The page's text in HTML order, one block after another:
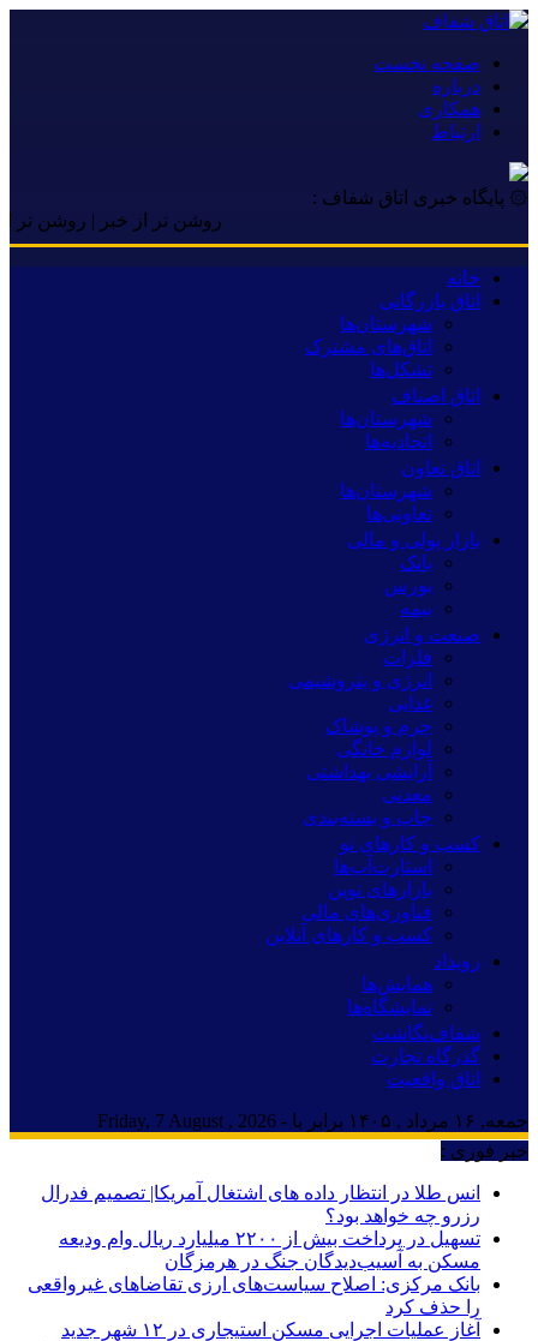
صفحه نخست
درباره
همکاری
ارتباط
۞ پایگاه خبری اتاق شفاف :
روشن تر از خبر | روشن تر از
خانه
اتاق بازرگانی
شهرستان‌ها
اتاق‌های مشترک
تشکل‌ها
اتاق اصناف
شهرستان‌ها
اتحادیه‌ها
اتاق تعاون
شهرستان‌ها
تعاونی‌ها
بازار پولی و مالی
بانک
بورس
بیمه
صنعت و انرژی
فلزات
انرژی و پتروشیمی
غذایی
چرم و پوشاک
لوازم خانگی
آرایشی بهداشتی
معدنی
چاپ و بسته‌بندی
کسب و کارهای نو
استارت‌آپ‌ها
بازارهای نوین
فناوری‌های مالی
کسب و کارهای آنلاین
رویداد
همایش‌ها
نمایشگاه‌ها
شفاف‌نگاشت
گذرگاه تجارت
اتاق واقعیت
جمعه, ۱۶ مرداد , ۱۴۰۵ برابر با - Friday, 7 August , 2026
خبر فوری :
انس طلا در انتظار داده های اشتغال آمریکا| تصمیم فدرال
رزرو چه خواهد بود؟
تسهیل در پرداخت بیش از ۲۲۰۰ میلیارد ریال وام ودیعه
مسکن به آسیب‌دیدگان جنگ در هرمزگان
بانک مرکزی: اصلاح سیاست‌های ارزی تقاضاهای غیرواقعی
را حذف کرد
آغاز عملیات اجرایی مسکن استیجاری در ۱۲ شهر جدید